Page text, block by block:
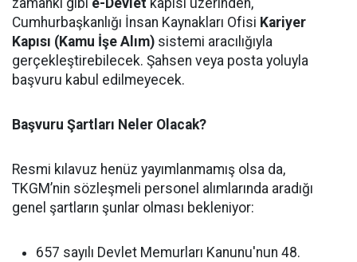
zamanki gibi e-Devlet kapısı üzerinden,
Cumhurbaşkanlığı İnsan Kaynakları Ofisi Kariyer
Kapısı (Kamu İşe Alım) sistemi aracılığıyla
gerçekleştirebilecek. Şahsen veya posta yoluyla
başvuru kabul edilmeyecek.
Başvuru Şartları Neler Olacak?
Resmi kılavuz henüz yayımlanmamış olsa da,
TKGM’nin sözleşmeli personel alımlarında aradığı
genel şartların şunlar olması bekleniyor:
657 sayılı Devlet Memurları Kanunu'nun 48.